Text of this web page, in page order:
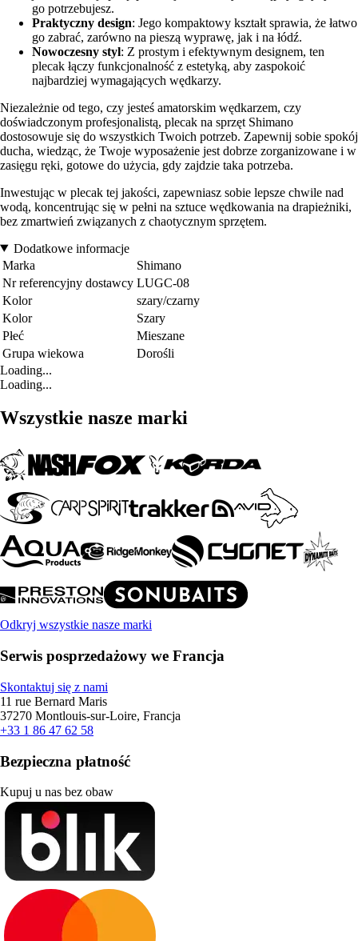
go potrzebujesz.
Praktyczny design: Jego kompaktowy kształt sprawia, że łatwo
go zabrać, zarówno na pieszą wyprawę, jak i na łódź.
Nowoczesny styl: Z prostym i efektywnym designem, ten
plecak łączy funkcjonalność z estetyką, aby zaspokoić
najbardziej wymagających wędkarzy.
Niezależnie od tego, czy jesteś amatorskim wędkarzem, czy
doświadczonym profesjonalistą, plecak na sprzęt Shimano
dostosowuje się do wszystkich Twoich potrzeb. Zapewnij sobie spokój
ducha, wiedząc, że Twoje wyposażenie jest dobrze zorganizowane i w
zasięgu ręki, gotowe do użycia, gdy zajdzie taka potrzeba.
Inwestując w plecak tej jakości, zapewniasz sobie lepsze chwile nad
wodą, koncentrując się w pełni na sztuce wędkowania na drapieżniki,
bez zmartwień związanych z chaotycznym sprzętem.
Dodatkowe informacje
Marka
Shimano
Nr referencyjny dostawcy LUGC-08
Kolor
szary/czarny
Kolor
Szary
Płeć
Mieszane
Grupa wiekowa
Dorośli
Loading...
Loading...
Wszystkie nasze marki
Odkryj wszystkie nasze marki
Serwis posprzedażowy we Francja
Skontaktuj się z nami
11 rue Bernard Maris
37270 Montlouis-sur-Loire, Francja
+33 1 86 47 62 58
Bezpieczna płatność
Kupuj u nas bez obaw